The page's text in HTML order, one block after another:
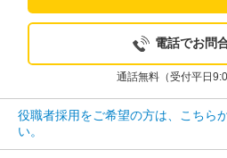
電話でお問
通話無料（受付平日
役職者採用をご希望の方は、こちら
い。